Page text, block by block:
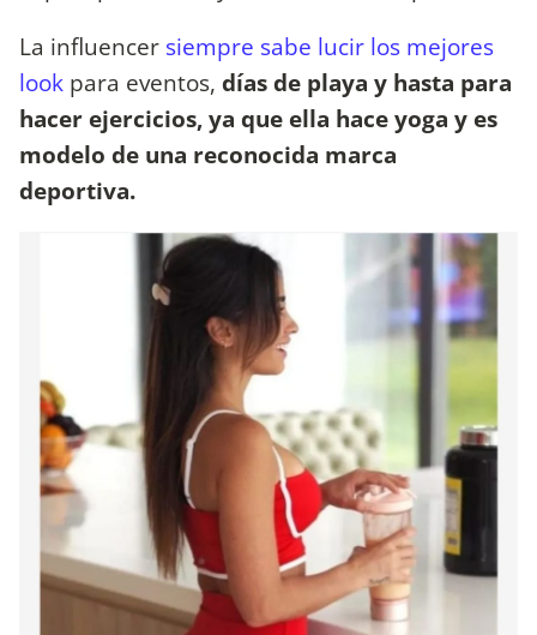
La influencer siempre sabe lucir los mejores
look para eventos, días de playa y hasta para
hacer ejercicios, ya que ella hace yoga y es
modelo de una reconocida marca
deportiva.